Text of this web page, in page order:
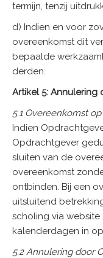
termijn, tenzij
d) Indien en voor
overeenkomst dit
bepaalde
derden.
Artikel 5: Annulering
5.1 Overeenkomst
Indien
Opdrachtgever
sluiten van de
overeenkomst
ontbinden. Bij een
uitsluitend
scholing via
kalenderdagen in
5.2 Annulering door